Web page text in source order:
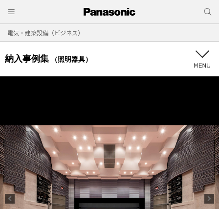
電気・建築設備（ビジネス）
納入事例集 （照明器具）